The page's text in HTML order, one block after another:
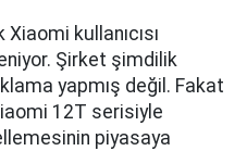
kullanıcısı
Şirket şimdilik
yapmış değil. Fakat
12T serisiyle
piyasaya